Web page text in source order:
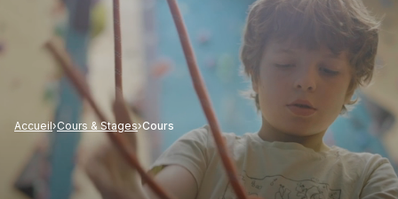
Accueil›Cours & Stages›Cours